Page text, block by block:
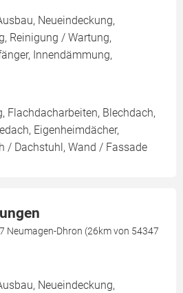
Neueindeckung,
Reinigung / Wartung,
Innendämmung,
Flachdacharbeiten, Blechdach,
Eigenheimdächer,
/ Dachstuhl, Wand / Fassade
Neumagen-Dhron (26km von 54347
Neueindeckung,